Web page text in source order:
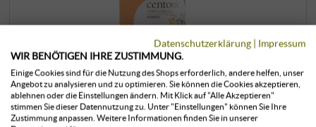
“Centovie” Rosato Colli Aprutini IGT
Datenschutzerklärung | Impressum
WIR BENÖTIGEN IHRE ZUSTIMMUNG.
Einige Cookies sind für die Nutzung des Shops erforderlich, andere helfen, unser
Angebot zu analysieren und zu optimieren. Sie können die Cookies akzeptieren,
ablehnen oder die Einstellungen ändern. Mit Klick auf "Alle Akzeptieren"
stimmen Sie dieser Datennutzung zu. Unter "Einstellungen" können Sie Ihre
Zustimmung anpassen. Weitere Informationen finden Sie in unserer